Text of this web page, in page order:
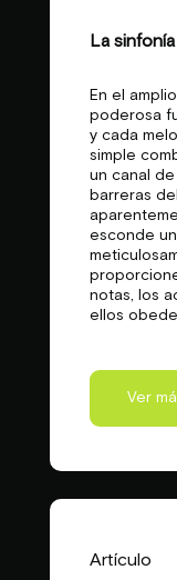
La
En el
poderosa
y cada
simple
un canal
barreras
esconde
notas, los
ellos
Ver
Artículo